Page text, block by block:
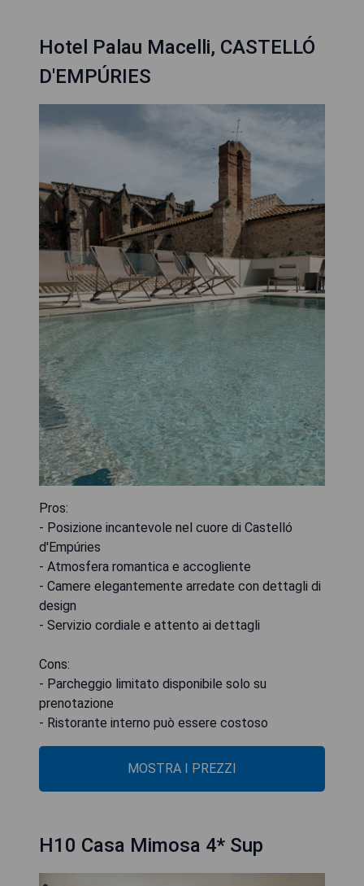
Hotel Palau Macelli, CASTELLÓ
D'EMPÚRIES
Pros:
- Posizione incantevole nel cuore di Castelló
d'Empúries
- Atmosfera romantica e accogliente
- Camere elegantemente arredate con dettagli di
design
- Servizio cordiale e attento ai dettagli
Cons:
- Parcheggio limitato disponibile solo su
prenotazione
- Ristorante interno può essere costoso
MOSTRA I PREZZI
H10 Casa Mimosa 4* Sup